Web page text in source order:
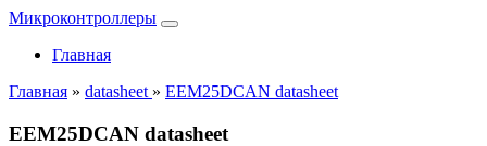
Микроконтроллеры
Главная
Главная » datasheet » EEM25DCAN datasheet
EEM25DCAN datasheet